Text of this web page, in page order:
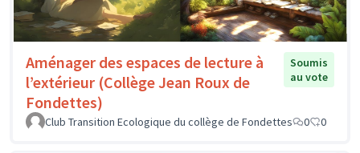
Aménager des espaces de lecture à
l’extérieur (Collège Jean Roux de
Fondettes)
Soumis
au vote
Club Transition Ecologique du collège de Fondettes 0 0